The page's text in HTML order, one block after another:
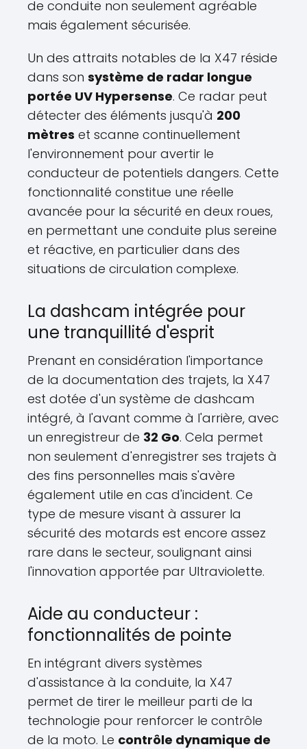
de conduite non seulement agréable
mais également sécurisée.
Un des attraits notables de la X47 réside
dans son système de radar longue
portée UV Hypersense. Ce radar peut
détecter des éléments jusqu'à 200
mètres et scanne continuellement
l'environnement pour avertir le
conducteur de potentiels dangers. Cette
fonctionnalité constitue une réelle
avancée pour la sécurité en deux roues,
en permettant une conduite plus sereine
et réactive, en particulier dans des
situations de circulation complexe.
La dashcam intégrée pour
une tranquillité d'esprit
Prenant en considération l'importance
de la documentation des trajets, la X47
est dotée d'un système de dashcam
intégré, à l'avant comme à l'arrière, avec
un enregistreur de 32 Go. Cela permet
non seulement d'enregistrer ses trajets à
des fins personnelles mais s'avère
également utile en cas d'incident. Ce
type de mesure visant à assurer la
sécurité des motards est encore assez
rare dans le secteur, soulignant ainsi
l'innovation apportée par Ultraviolette.
Aide au conducteur :
fonctionnalités de pointe
En intégrant divers systèmes
d'assistance à la conduite, la X47
permet de tirer le meilleur parti de la
technologie pour renforcer le contrôle
de la moto. Le contrôle dynamique de